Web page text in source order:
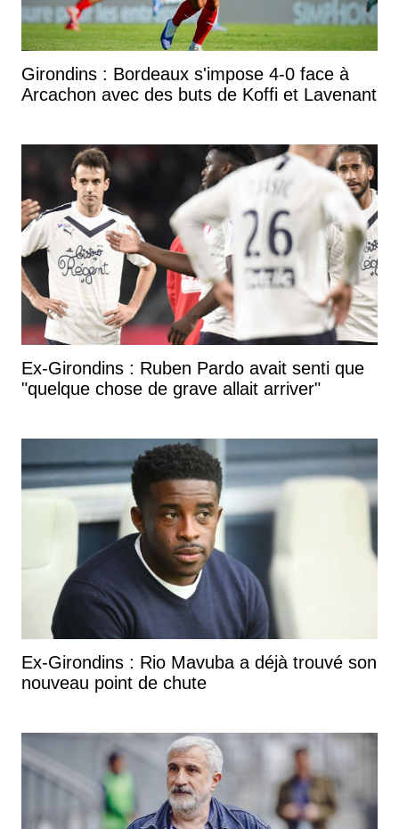
Girondins : Bordeaux s'impose 4-0 face à
Arcachon avec des buts de Koffi et Lavenant
Ex-Girondins : Ruben Pardo avait senti que
"quelque chose de grave allait arriver"
Ex-Girondins : Rio Mavuba a déjà trouvé son
nouveau point de chute